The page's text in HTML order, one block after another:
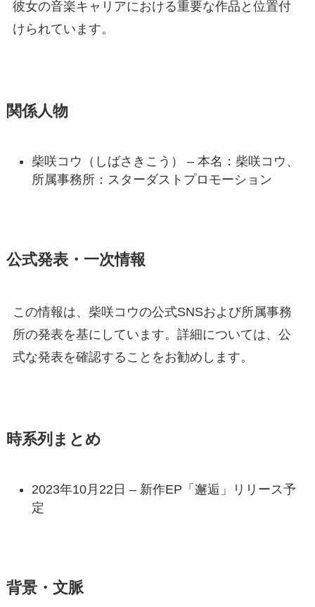
彼女の音楽キャリアにおける重要な作品と位置付
けられています。
関係人物
柴咲コウ（しばさきこう） – 本名：柴咲コウ、
所属事務所：スターダストプロモーション
公式発表・一次情報
この情報は、柴咲コウの公式SNSおよび所属事務
所の発表を基にしています。詳細については、公
式な発表を確認することをお勧めします。
時系列まとめ
2023年10月22日 – 新作EP「邂逅」リリース予
定
背景・文脈